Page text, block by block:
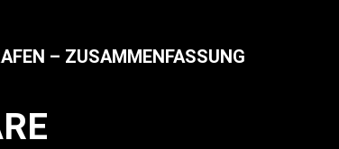
– ZUSAMMENFASSUNG